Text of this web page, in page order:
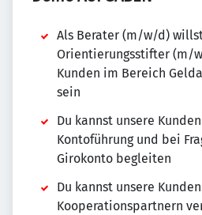
Als Berater (m/w/d)
Orientierungsstifter (m/
Kunden im Bereich
sein
Du kannst unsere
Kontoführung und bei
Girokonto begleiten
Du kannst unsere
Kooperationspartnern